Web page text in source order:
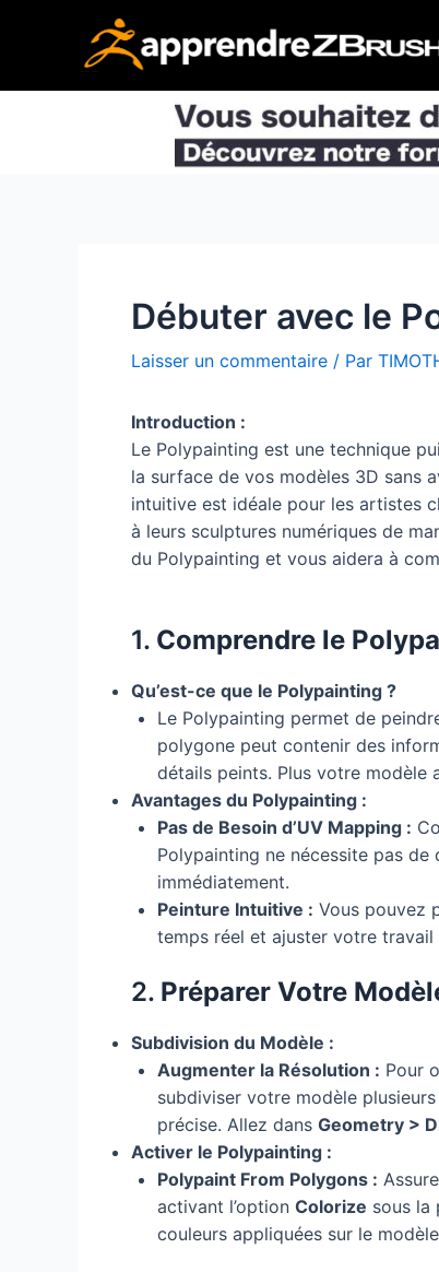
Débuter avec le
Laisser un commentaire / Par
Introduction :
Le Polypainting est une technique
la surface de vos modèles 3D sans
intuitive est idéale pour les artistes
à leurs sculptures numériques de
du Polypainting et vous aidera à
1. Comprendre le
Qu’est-ce que le Polypainting ?
Le Polypainting permet de
polygone peut contenir des
détails peints. Plus votre modèle
Avantages du Polypainting :
Pas de Besoin d’UV Mapping :
Polypainting ne nécessite pas
immédiatement.
Peinture Intuitive : Vous pouvez
temps réel et ajuster votre travail
2. Préparer Votre
Subdivision du Modèle :
Augmenter la Résolution : Pour
subdiviser votre modèle
précise. Allez dans Geometry >
Activer le Polypainting :
Polypaint From Polygons :
activant l’option Colorize sous la
couleurs appliquées sur le